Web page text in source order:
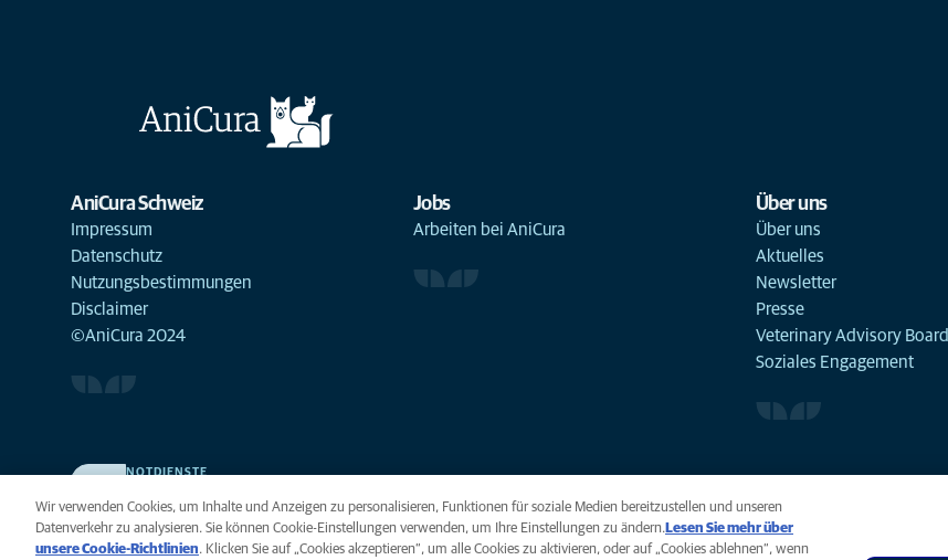
AniCura Schweiz
Impressum
Datenschutz
Nutzungsbestimmungen
Disclaimer
©AniCura 2024
Jobs
Arbeiten bei AniCura
Über uns
Über uns
Aktuelles
Newsletter
Presse
Veterinary Advisory Board
Soziales Engagement
NOTDIENSTE
Tier die beste Versorgung verdient.
Wir verwenden Cookies, um Inhalte und Anzeigen zu personalisieren, Funktionen für soziale Medien bereitzustellen und unseren
Datenverkehr zu analysieren. Sie können Cookie-Einstellungen verwenden, um Ihre Einstellungen zu ändern. Lesen Sie mehr über
unsere Cookie-Richtlinien(opens in a new tab)
. Klicken Sie auf „Cookies akzeptieren“, um alle Cookies zu aktivieren, oder auf „Cookies ablehnen“, wenn